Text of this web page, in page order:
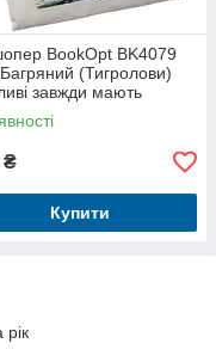
BookOpt BK4079
Багряний (Тигролови)
завжди мають
бежевий
₴
Купити
рік